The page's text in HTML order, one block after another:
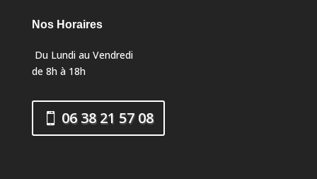
Nos Horaires
Du Lundi au Vendredi
de 8h à 18h
06 38 21 57 08